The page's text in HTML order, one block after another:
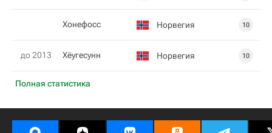
Полная статистика
Хонефосс Норвегия 10
до 2013 Хёугесунн Норвегия 10